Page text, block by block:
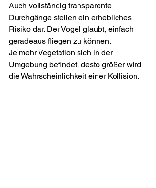
Auch vollständig transparente
Durchgänge stellen ein erhebliches
Risiko dar. Der Vogel glaubt, einfach
geradeaus fliegen zu können.
Je mehr Vegetation sich in der
Umgebung befindet, desto größer wird
die Wahrscheinlichkeit einer Kollision.